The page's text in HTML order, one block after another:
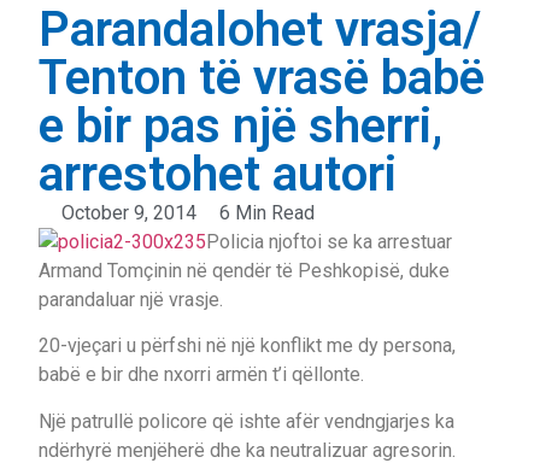
Parandalohet vrasja/
Tenton të vrasë babë
e bir pas një sherri,
arrestohet autori
October 9, 2014
6 Min Read
Policia njoftoi se ka arrestuar
Armand Tomçinin në qendër të Peshkopisë, duke
parandaluar një vrasje.
20-vjeçari u përfshi në një konflikt me dy persona,
babë e bir dhe nxorri armën t’i qëllonte.
Një patrullë policore që ishte afër vendngjarjes ka
ndërhyrë menjëherë dhe ka neutralizuar agresorin.